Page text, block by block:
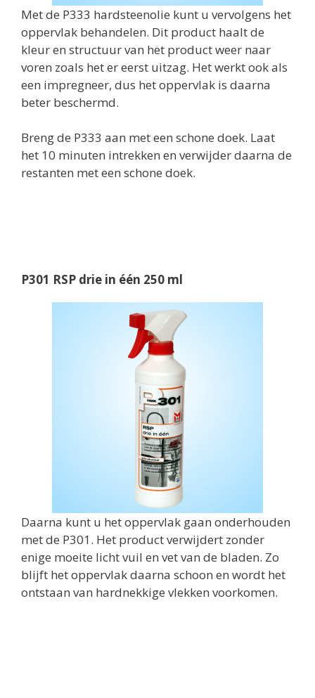
Met de P333 hardsteenolie kunt u vervolgens het
oppervlak behandelen. Dit product haalt de
kleur en structuur van het product weer naar
voren zoals het er eerst uitzag. Het werkt ook als
een impregneer, dus het oppervlak is daarna
beter beschermd.
Breng de P333 aan met een schone doek. Laat
het 10 minuten intrekken en verwijder daarna de
restanten met een schone doek.
P301 RSP drie in één 250 ml
Daarna kunt u het oppervlak gaan onderhouden
met de P301. Het product verwijdert zonder
enige moeite licht vuil en vet van de bladen. Zo
blijft het oppervlak daarna schoon en wordt het
ontstaan van hardnekkige vlekken voorkomen.